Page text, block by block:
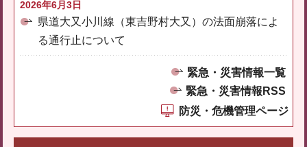
2026年6月3日
県道大又小川線（東吉野村大又）の法面崩落によ
る通行止について
緊急・災害情報一覧
緊急・災害情報RSS
防災・危機管理ページ